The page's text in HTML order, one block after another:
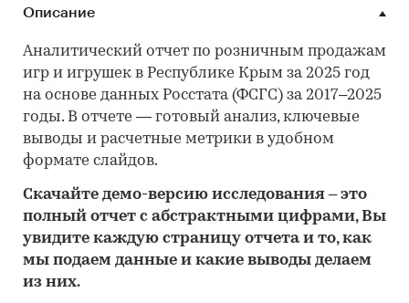
Описание
Аналитический отчет по розничным продажам
игр и игрушек в Республике Крым за 2025 год
на основе данных Росстата (ФСГС) за 2017–2025
годы. В отчете — готовый анализ, ключевые
выводы и расчетные метрики в удобном
формате слайдов.
Скачайте демо-версию исследования – это
полный отчет с абстрактными цифрами, Вы
увидите каждую страницу отчета и то,как
мы подаем данные и какие выводы делаем
из них.